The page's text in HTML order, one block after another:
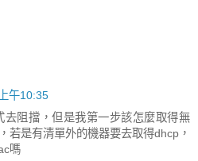
午10:35
去阻擋，但是我第一步該怎麼取得無
若是有清單外的機器要去取得dhcp，
嗎